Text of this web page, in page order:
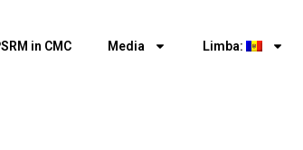
in CMC Media Limba: